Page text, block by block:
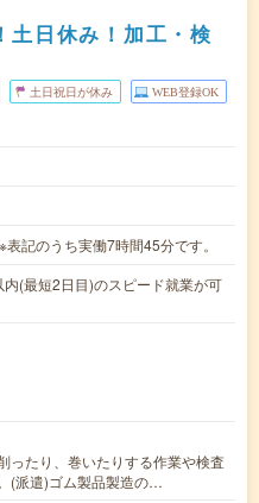
土日休み！加工・検
土日祝日が休み WEB登録OK
記のうち実働7時間45分です。
(最短2日目)のスピード就業が可
ったり、巻いたりする作業や検査
(派遣)ゴム製品製造の…